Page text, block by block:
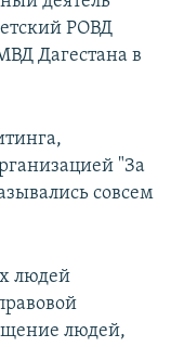
РОВД
Дагестана в
"За
совсем
людей
людей,